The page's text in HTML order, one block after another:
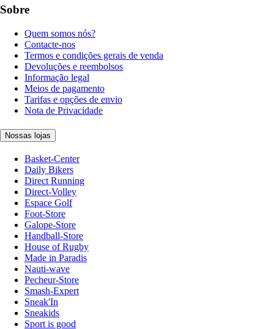
Sobre
Quem somos nós?
Contacte-nos
Termos e condições gerais de venda
Devoluções e reembolsos
Informação legal
Meios de pagamento
Tarifas e opções de envio
Nota de Privacidade
Nossas lojas
Basket-Center
Daily Bikers
Direct Running
Direct-Volley
Espace Golf
Foot-Store
Galope-Store
Handball-Store
House of Rugby
Made in Paradis
Nauti-wave
Pecheur-Store
Smash-Expert
Sneak'In
Sneakids
Sport is good